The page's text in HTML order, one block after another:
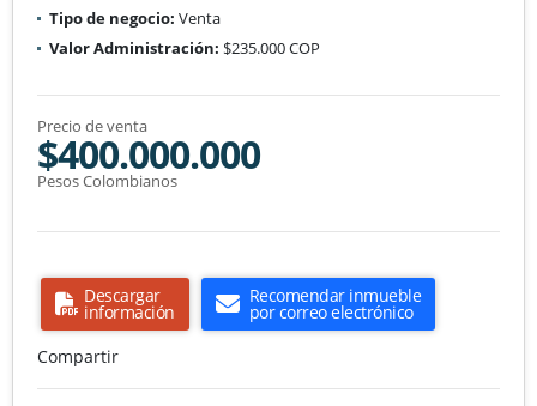
Tipo de negocio: Venta
Valor Administración: $235.000 COP
Precio de venta
$400.000.000
Pesos Colombianos
Descargar
información
Recomendar inmueble
por correo electrónico
Compartir